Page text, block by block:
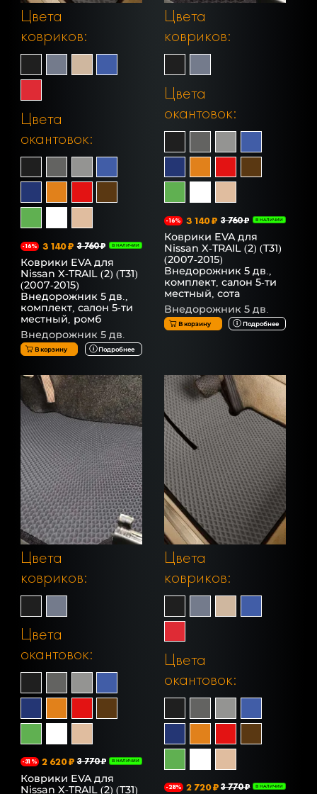
Цвета
ковриков:
Цвета
окантовок:
-16% 3 140 ₽ 3 760 ₽ В НАЛИЧИИ
Коврики EVA для
Nissan X-TRAIL (2) (T31)
(2007-2015)
Внедорожник 5 дв.,
комплект, салон 5-ти
местный, ромб
Внедорожник 5 дв.
В корзину Подробнее
Цвета
ковриков:
Цвета
окантовок:
-16% 3 140 ₽ 3 760 ₽ В НАЛИЧИИ
Коврики EVA для
Nissan X-TRAIL (2) (T31)
(2007-2015)
Внедорожник 5 дв.,
комплект, салон 5-ти
местный, сота
Внедорожник 5 дв.
В корзину Подробнее
Цвета
ковриков:
Цвета
окантовок:
-31% 2 620 ₽ 3 770 ₽ В НАЛИЧИИ
Коврики EVA для
Nissan X-TRAIL (2) (T31)
Цвета
ковриков:
Цвета
окантовок:
-28% 2 720 ₽ 3 770 ₽ В НАЛИЧИИ